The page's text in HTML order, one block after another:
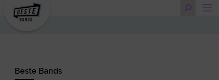
Beste Bands